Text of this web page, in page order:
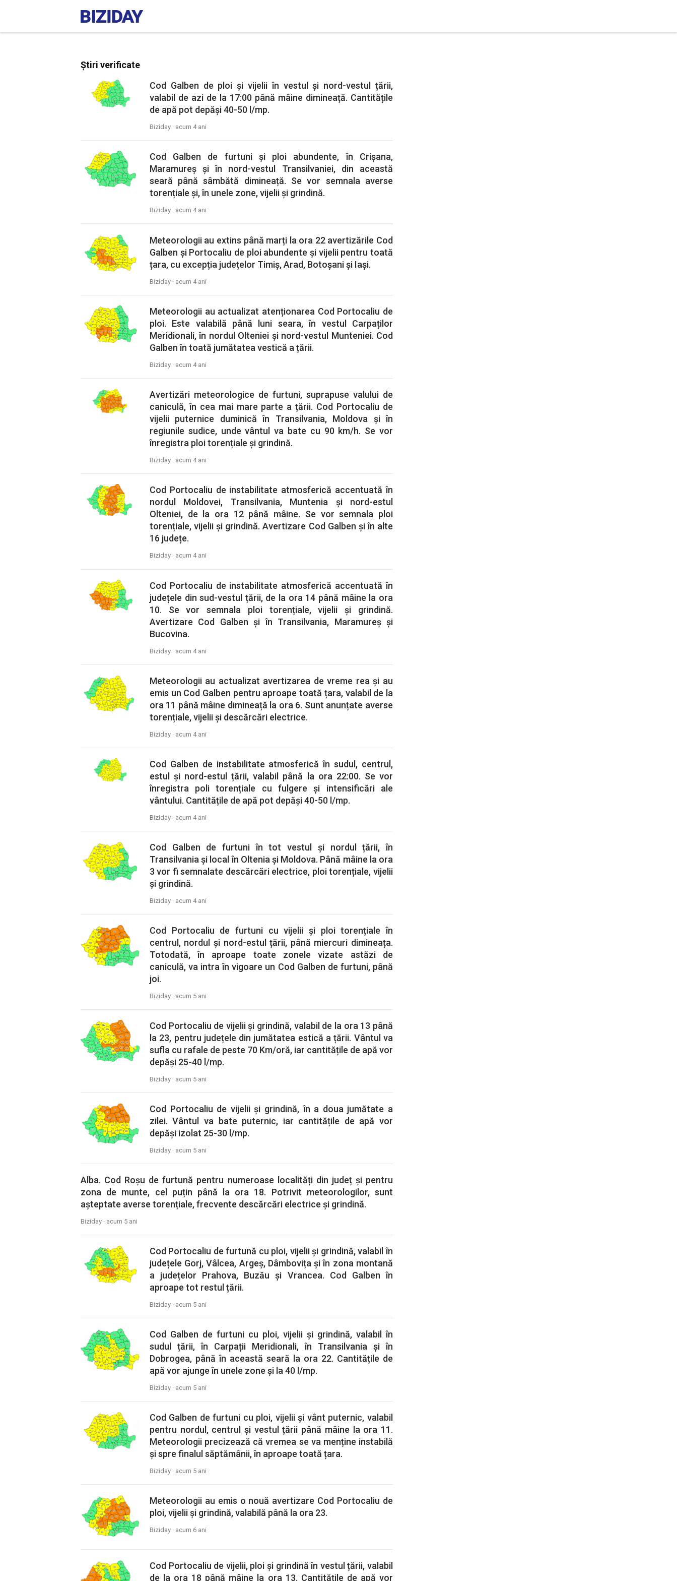
Știri verificate
Cod Galben de ploi și vijelii în vestul și nord-vestul țării,
valabil de azi de la 17:00 până mâine dimineață. Cantitățile
de apă pot depăși 40-50 l/mp.
Biziday · acum 4 ani
Cod Galben de furtuni și ploi abundente, în Crișana,
Maramureș și în nord-vestul Transilvaniei, din această
seară până sâmbătă dimineață. Se vor semnala averse
torențiale și, în unele zone, vijelii și grindină.
Biziday · acum 4 ani
Meteorologii au extins până marți la ora 22 avertizările Cod
Galben și Portocaliu de ploi abundente și vijelii pentru toată
țara, cu excepția județelor Timiș, Arad, Botoșani și Iași.
Biziday · acum 4 ani
Meteorologii au actualizat atenționarea Cod Portocaliu de
ploi. Este valabilă până luni seara, în vestul Carpaților
Meridionali, în nordul Olteniei și nord-vestul Munteniei. Cod
Galben în toată jumătatea vestică a țării.
Biziday · acum 4 ani
Avertizări meteorologice de furtuni, suprapuse valului de
caniculă, în cea mai mare parte a țării. Cod Portocaliu de
vijelii puternice duminică în Transilvania, Moldova și în
regiunile sudice, unde vântul va bate cu 90 km/h. Se vor
înregistra ploi torențiale și grindină.
Biziday · acum 4 ani
Cod Portocaliu de instabilitate atmosferică accentuată în
nordul Moldovei, Transilvania, Muntenia și nord-estul
Olteniei, de la ora 12 până mâine. Se vor semnala ploi
torențiale, vijelii și grindină. Avertizare Cod Galben și în alte
16 județe.
Biziday · acum 4 ani
Cod Portocaliu de instabilitate atmosferică accentuată în
județele din sud-vestul țării, de la ora 14 până mâine la ora
10. Se vor semnala ploi torențiale, vijelii și grindină.
Avertizare Cod Galben și în Transilvania, Maramureș și
Bucovina.
Biziday · acum 4 ani
Meteorologii au actualizat avertizarea de vreme rea și au
emis un Cod Galben pentru aproape toată țara, valabil de la
ora 11 până mâine dimineață la ora 6. Sunt anunțate averse
torențiale, vijelii și descărcări electrice.
Biziday · acum 4 ani
Cod Galben de instabilitate atmosferică în sudul, centrul,
estul și nord-estul țării, valabil până la ora 22:00. Se vor
înregistra poli torențiale cu fulgere și intensificări ale
vântului. Cantitățile de apă pot depăși 40-50 l/mp.
Biziday · acum 4 ani
Cod Galben de furtuni în tot vestul și nordul țării, în
Transilvania și local în Oltenia și Moldova. Până mâine la ora
3 vor fi semnalate descărcări electrice, ploi torențiale, vijelii
și grindină.
Biziday · acum 4 ani
Cod Portocaliu de furtuni cu vijelii și ploi torențiale în
centrul, nordul și nord-estul țării, până miercuri dimineața.
Totodată, în aproape toate zonele vizate astăzi de
caniculă, va intra în vigoare un Cod Galben de furtuni, până
joi.
Biziday · acum 5 ani
Cod Portocaliu de vijelii și grindină, valabil de la ora 13 până
la 23, pentru județele din jumătatea estică a țării. Vântul va
sufla cu rafale de peste 70 Km/oră, iar cantitățile de apă vor
depăși 25-40 l/mp.
Biziday · acum 5 ani
Cod Portocaliu de vijelii și grindină, în a doua jumătate a
zilei. Vântul va bate puternic, iar cantitățile de apă vor
depăși izolat 25-30 l/mp.
Biziday · acum 5 ani
Alba. Cod Roșu de furtună pentru numeroase localități din județ și pentru
zona de munte, cel puțin până la ora 18. Potrivit meteorologilor, sunt
așteptate averse torențiale, frecvente descărcări electrice și grindină.
Biziday · acum 5 ani
Cod Portocaliu de furtună cu ploi, vijelii și grindină, valabil în
județele Gorj, Vâlcea, Argeș, Dâmbovița și în zona montană
a județelor Prahova, Buzău și Vrancea. Cod Galben în
aproape tot restul țării.
Biziday · acum 5 ani
Cod Galben de furtuni cu ploi, vijelii și grindină, valabil în
sudul țării, în Carpații Meridionali, în Transilvania și în
Dobrogea, până în această seară la ora 22. Cantitățile de
apă vor ajunge în unele zone și la 40 l/mp.
Biziday · acum 5 ani
Cod Galben de furtuni cu ploi, vijelii și vânt puternic, valabil
pentru nordul, centrul și vestul țării până mâine la ora 11.
Meteorologii precizează că vremea se va menține instabilă
și spre finalul săptămânii, în aproape toată țara.
Biziday · acum 5 ani
Meteorologii au emis o nouă avertizare Cod Portocaliu de
ploi, vijelii și grindină, valabilă până la ora 23.
Biziday · acum 6 ani
Cod Portocaliu de vijelii, ploi și grindină în vestul țării, valabil
de la ora 18 până mâine la ora 13. Cantitățile de apă vor